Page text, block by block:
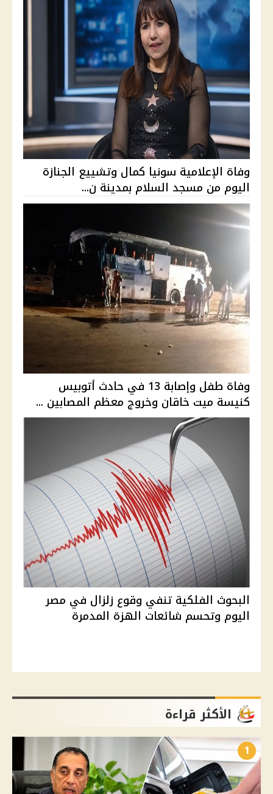
وفاة الإعلامية سونيا كمال وتشييع الجنازة
اليوم من مسجد السلام بمدينة ن...
وفاة طفل وإصابة 13 في حادث أتوبيس
كنيسة ميت خاقان وخروج معظم المصابين ...
البحوث الفلكية تنفي وقوع زلزال في مصر
اليوم وتحسم شائعات الهزة المدمرة
الأكثر قراءة
1